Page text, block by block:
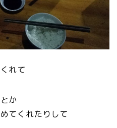
れて
か
てくれたりして